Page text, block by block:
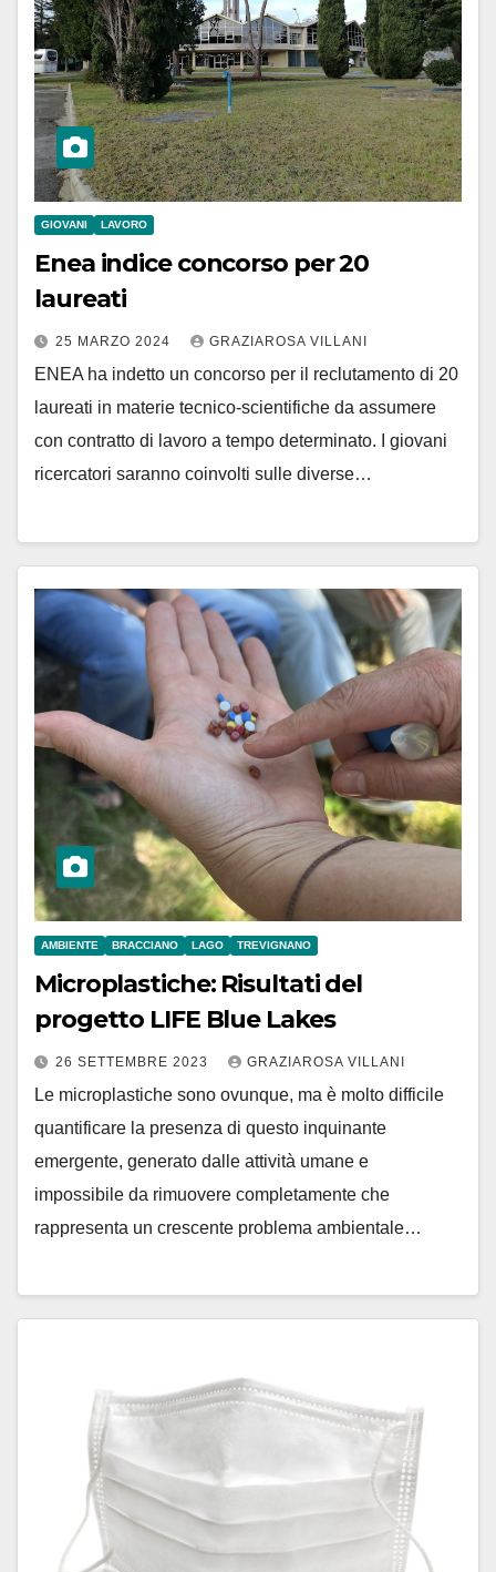
GIOVANI LAVORO
Enea indice concorso per 20
laureati
25 MARZO 2024 GRAZIAROSA VILLANI
ENEA ha indetto un concorso per il reclutamento di 20
laureati in materie tecnico-scientifiche da assumere
con contratto di lavoro a tempo determinato. I giovani
ricercatori saranno coinvolti sulle diverse…
AMBIENTE BRACCIANO LAGO TREVIGNANO
Microplastiche: Risultati del
progetto LIFE Blue Lakes
26 SETTEMBRE 2023 GRAZIAROSA VILLANI
Le microplastiche sono ovunque, ma è molto difficile
quantificare la presenza di questo inquinante
emergente, generato dalle attività umane e
impossibile da rimuovere completamente che
rappresenta un crescente problema ambientale…